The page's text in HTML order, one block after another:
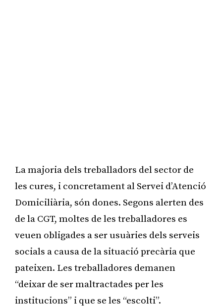
La majoria dels treballadors del sector de
les cures, i concretament al Servei d’Atenció
Domiciliària, són dones. Segons alerten des
de la CGT, moltes de les treballadores es
veuen obligades a ser usuàries dels serveis
socials a causa de la situació precària que
pateixen. Les treballadores demanen
“deixar de ser maltractades per les
institucions” i que se les “escolti”.